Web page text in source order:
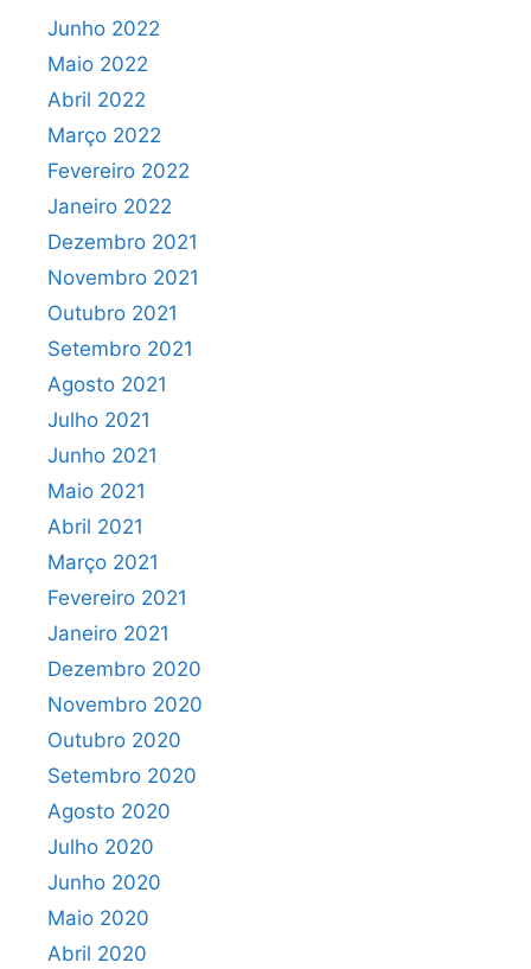
Junho 2022
Maio 2022
Abril 2022
Março 2022
Fevereiro 2022
Janeiro 2022
Dezembro 2021
Novembro 2021
Outubro 2021
Setembro 2021
Agosto 2021
Julho 2021
Junho 2021
Maio 2021
Abril 2021
Março 2021
Fevereiro 2021
Janeiro 2021
Dezembro 2020
Novembro 2020
Outubro 2020
Setembro 2020
Agosto 2020
Julho 2020
Junho 2020
Maio 2020
Abril 2020